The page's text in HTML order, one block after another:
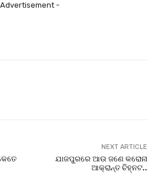
-
NEXT ARTICLE
ଯାଜପୁରରେ ଆଉ ଜଣେ କରୋନା
ଆକ୍ରାନ୍ତ ଚିହ୍ନଟ..